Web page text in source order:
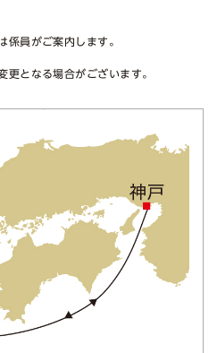
員がご案内します。
となる場合がございます。